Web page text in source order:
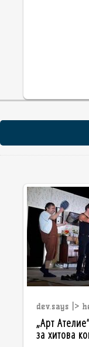
dev.says |>
„Арт
за хитова